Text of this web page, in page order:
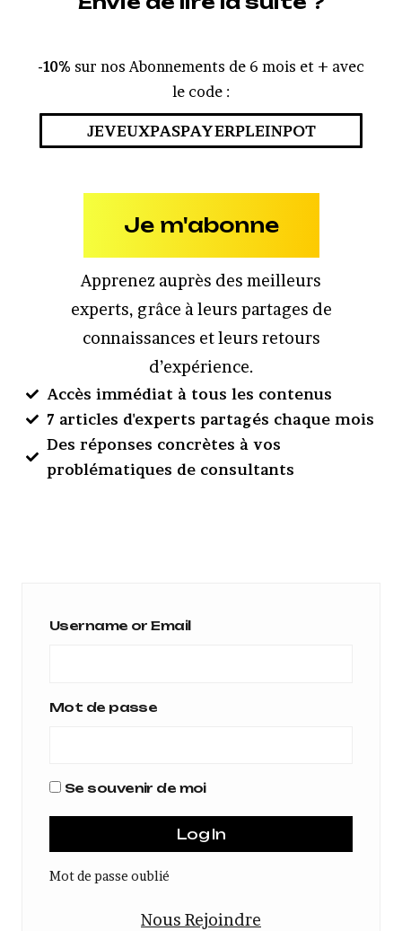
-10% sur nos Abonnements de 6 mois et + avec
le code :
JEVEUXPASPAYERPLEINPOT
Je m'abonne
Apprenez auprès des meilleurs
experts, grâce à leurs partages de
connaissances et leurs retours
d’expérience.
Accès immédiat à tous les contenus
7 articles d'experts partagés chaque mois
Des réponses concrètes à vos
problématiques de consultants
Username or Email
Mot de passe
Se souvenir de moi
Mot de passe oublié
Nous Rejoindre